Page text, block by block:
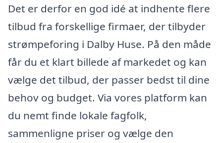
Det er derfor en god idé at indhente flere
tilbud fra forskellige firmaer, der tilbyder
strømpeforing i Dalby Huse. På den måde
får du et klart billede af markedet og kan
vælge det tilbud, der passer bedst til dine
behov og budget. Via vores platform kan
du nemt finde lokale fagfolk,
sammenligne priser og vælge den